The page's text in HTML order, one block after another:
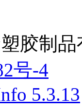
胶制
号-4
5.3.13